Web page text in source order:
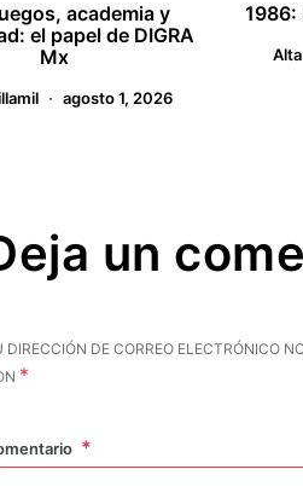
academia y
el papel de DIGRA
Mx
agosto 1, 2026
1986:
un
DIRECCIÓN DE CORREO ELECTRÓNICO
*